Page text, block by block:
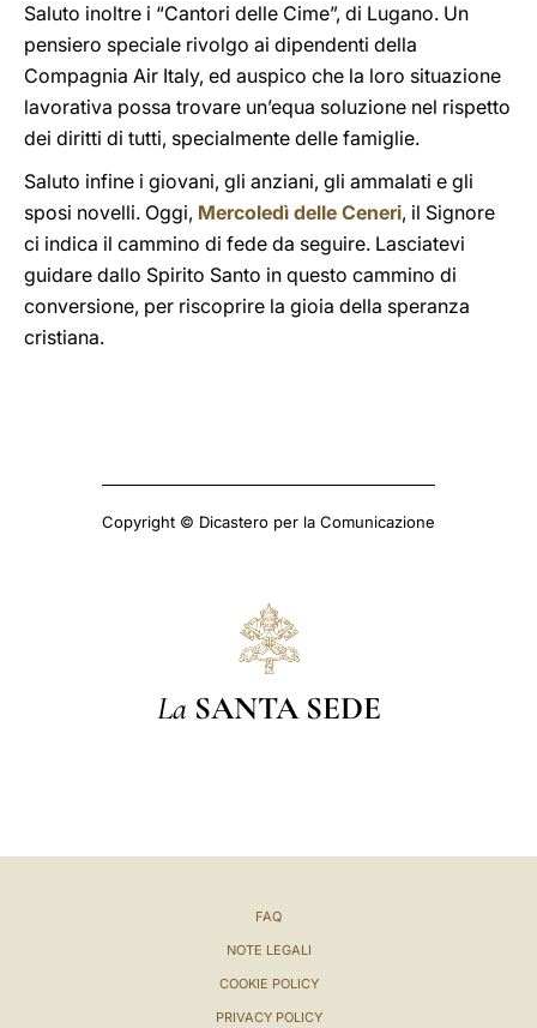
Saluto inoltre i “Cantori delle Cime”, di Lugano. Un
pensiero speciale rivolgo ai dipendenti della
Compagnia Air Italy, ed auspico che la loro situazione
lavorativa possa trovare un’equa soluzione nel rispetto
dei diritti di tutti, specialmente delle famiglie.
Saluto infine i giovani, gli anziani, gli ammalati e gli
sposi novelli. Oggi, Mercoledì delle Ceneri, il Signore
ci indica il cammino di fede da seguire. Lasciatevi
guidare dallo Spirito Santo in questo cammino di
conversione, per riscoprire la gioia della speranza
cristiana.
Copyright © Dicastero per la Comunicazione
La SANTA SEDE
FAQ
NOTE LEGALI
COOKIE POLICY
PRIVACY POLICY